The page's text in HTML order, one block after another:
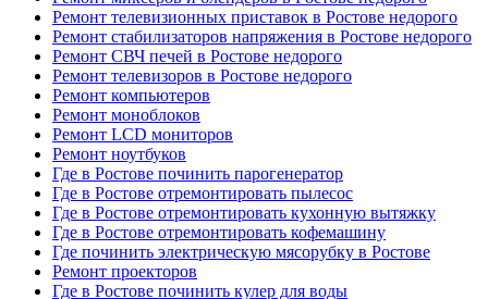
Ремонт телевизионных приставок в Ростове недорого
Ремонт стабилизаторов напряжения в Ростове недорого
Ремонт СВЧ печей в Ростове недорого
Ремонт телевизоров в Ростове недорого
Ремонт компьютеров
Ремонт моноблоков
Ремонт LCD мониторов
Ремонт ноутбуков
Где в Ростове починить парогенератор
Где в Ростове отремонтировать пылесос
Где в Ростове отремонтировать кухонную вытяжку
Где в Ростове отремонтировать кофемашину
Где починить электрическую мясорубку в Ростове
Ремонт проекторов
Где в Ростове починить кулер для воды